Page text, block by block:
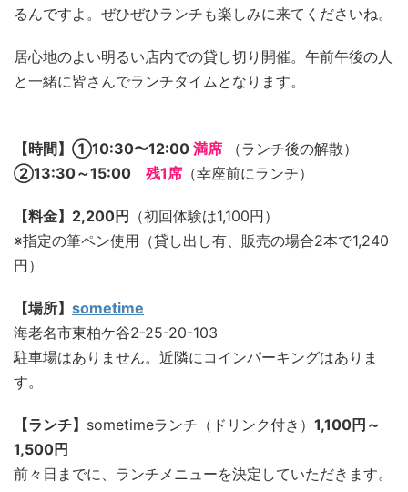
るんですよ。ぜひぜひランチも楽しみに来てくださいね。
居心地のよい明るい店内での貸し切り開催。午前午後の人
と一緒に皆さんでランチタイムとなります。
【時間】①10:30〜12:00 満席 （ランチ後の解散）
②13:30～15:00 残1席 （幸座前にランチ）
【料金】2,200円
（初回体験は1,100円）
※指定の筆ペン使用（貸し出し有、販売の場合2本で1,240
円）
【場所】 sometime
海老名市東柏ケ谷2-25-20-103
駐車場はありません。近隣にコインパーキングはありま
す。
【ランチ】 sometimeランチ（ドリンク付き） 1,100円～
1,500円
前々日までに、ランチメニューを決定していただきます。